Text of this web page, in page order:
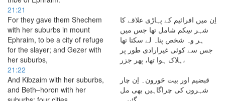
21:21
For they gave them Shechem
with her suburbs in mount
Ephraim, to be a city of refuge
for the slayer; and Gezer with
her suburbs,
اِن میں افرائیم کے پہاڑی علاقے کا
شہر سِکم شامل تھا جس میں
ہر وہ شخص پناہ لے سکتا تھا
جس سے کوئی غیرارادی طور پر
ہلاک ہوا تھا، پھر جزر،
21:22
And Kibzaim with her suburbs,
and Beth–horon with her
قبضیم اور بیت حَورون۔ اِن چار
شہروں کی چراگاہیں بھی مل